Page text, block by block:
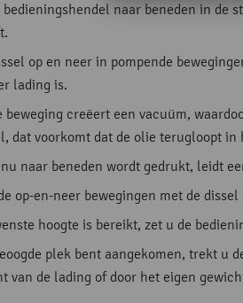
bedieningshendel naar beneden in de
op en neer in pompende
lading is.
beweging creëert een vacuüm,
dat voorkomt dat de olie terugloopt in
naar beneden wordt gedrukt, leidt
op-en-neer bewegingen met de
hoogte is bereikt, zet u de
plek bent aangekomen, trekt u
van de lading of door het eigen